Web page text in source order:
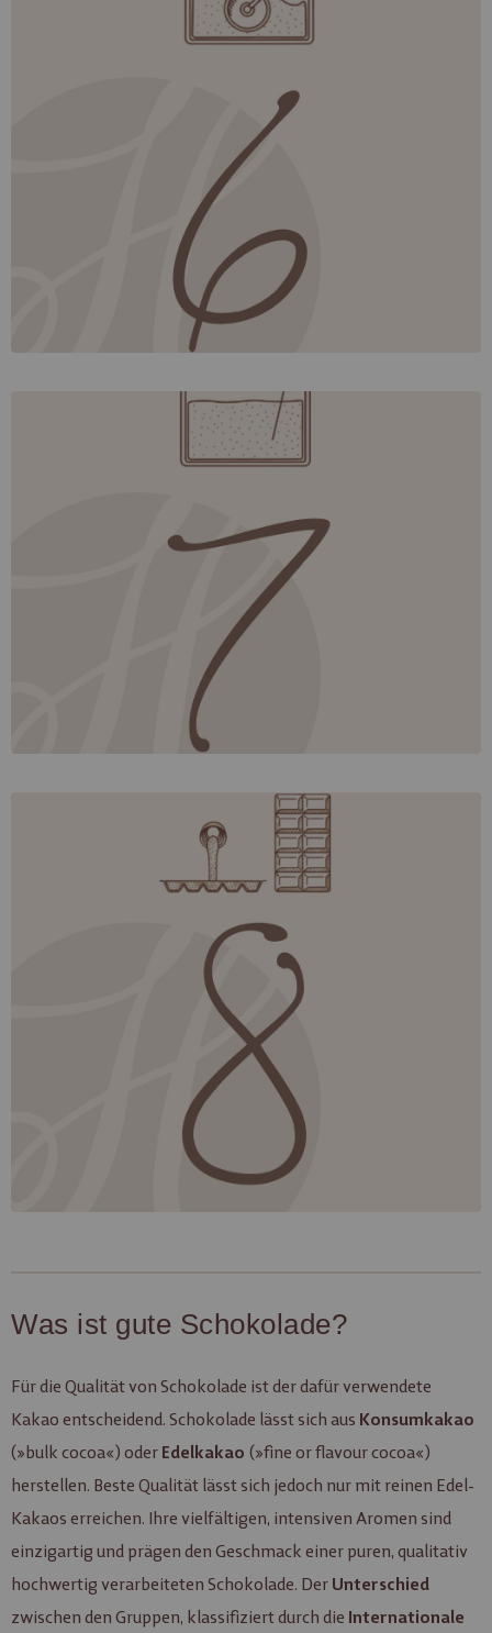
Conchieren
geschieht in der
Conche
Dieser Vorgang ist zur Herstellung von Schokolade nicht
generell notwendig, für
aber unerlässlich. Beim Conchieren, einem
Umwälzen
Wasser reduziert
Schokolade enthaltenen Aromen kommen zur vollen
Entfaltung. Um eine wirklich feine, zartschmelzende
Schokolade zu erhalten, sind hier exakte
Temperaturkontrollen
und die richtige
notwendig.
Temperieren
Nun folgt das sorgfältige
Temperieren
leicht erwärmt
, um instabile Kristallformen der
Kakaobutter aufzulösen. Das richtige Temperieren und
die exakte Führung und Kontrolle der Temperatur sorgen
dafür, dass die Schokolade später einen schönen
und
Struktur
bekommt. Gute Schokolade knackt
beim Abbeißen und schmilzt anschließend zart und
weich im Mund.
Austafeln
Richtig temperiert ist die Schokolade bereit, in
zu werden. Diesen Vorgang nennt man
gegossen und hinterher
sorgfältig gekühlt
Schokolade fest
die Masse beim Kühlen etwas zusammengezogen hat,
als fertige Tafel durch ein leichtes Klopfen, das
, aus der Form gelöst werden. Nun muss die
verpackt
werden, so dass sie lange
ihre Qualität behält.
Was ist gute Schokolade?
Für die Qualität von Schokolade ist der dafür verwendete
Kakao entscheidend. Schokolade lässt sich aus Konsumkakao
(»bulk cocoa«) oder Edelkakao (»fine or flavour cocoa«)
herstellen. Beste Qualität lässt sich jedoch nur mit reinen Edel-
Kakaos erreichen. Ihre vielfältigen, intensiven Aromen sind
einzigartig und prägen den Geschmack einer puren, qualitativ
hochwertig verarbeiteten Schokolade. Der Unterschied
zwischen den Gruppen, klassifiziert durch die Internationale